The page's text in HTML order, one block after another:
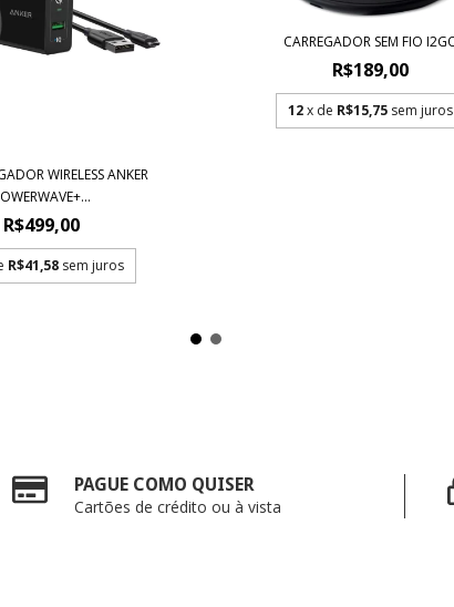
WIRELESS ANKER
R$499,00
R$41,58 sem juros
CARREGADOR SEM FIO
R$189,00
12x de R$15,75 sem juros
PAGUE COMO QUISER
Cartões de crédito ou à vista